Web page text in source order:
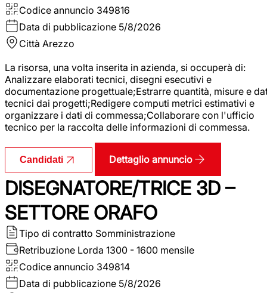
Codice annuncio 349816
Data di pubblicazione 5/8/2026
Città Arezzo
La risorsa, una volta inserita in azienda, si occuperà di:
Analizzare elaborati tecnici, disegni esecutivi e
documentazione progettuale;Estrarre quantità, misure e
tecnici dai progetti;Redigere computi metrici estimativi e
organizzare i dati di commessa;Collaborare con l'ufficio
tecnico per la raccolta delle informazioni di commessa.
Candidati Dettaglio annuncio
DISEGNATORE/TRICE 3D –
SETTORE ORAFO
Tipo di contratto Somministrazione
Retribuzione Lorda 1300 - 1600 mensile
Codice annuncio 349814
Data di pubblicazione 5/8/2026